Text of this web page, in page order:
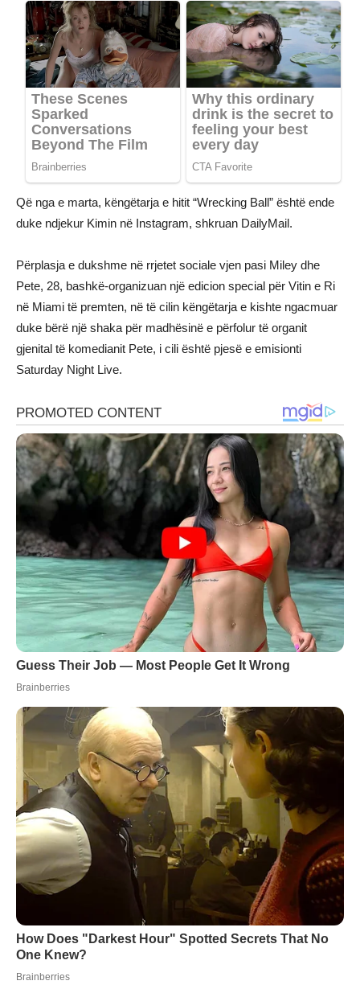
Që nga e marta, këngëtarja e hitit “Wrecking Ball” është ende
duke ndjekur Kimin në Instagram, shkruan DailyMail.
Përplasja e dukshme në rrjetet sociale vjen pasi Miley dhe
Pete, 28, bashkë-organizuan një edicion special për Vitin e Ri
në Miami të premten, në të cilin këngëtarja e kishte ngacmuar
duke bërë një shaka për madhësinë e përfolur të organit
gjenital të komedianit Pete, i cili është pjesë e emisionti
Saturday Night Live.